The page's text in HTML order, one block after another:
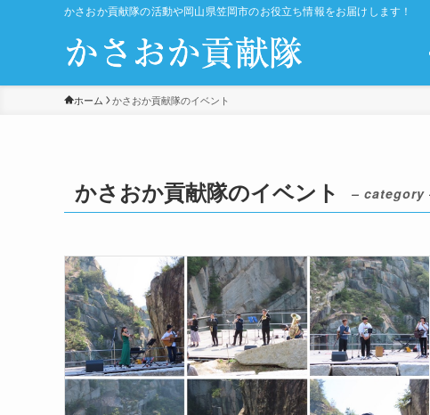
かさおか貢献隊の活動や岡山県笠岡市のお役立ち情報をお届けします！
ホーム かさおか貢献隊のイベント
かさおか貢献隊のイベント – category